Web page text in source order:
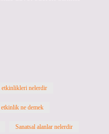
etkinlikleri nelerdir
ne demek
Sanatsal alanlar nelerdir